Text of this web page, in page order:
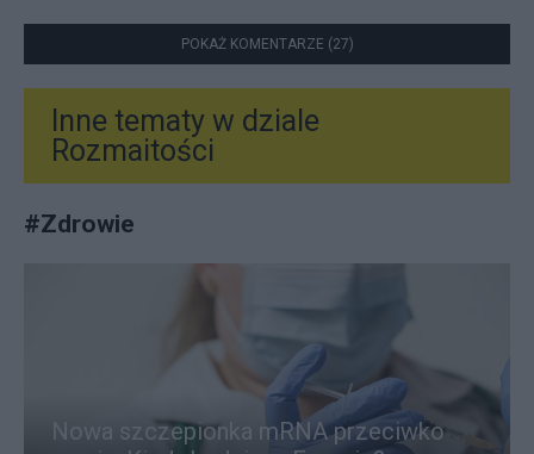
POKAŻ KOMENTARZE (27)
Inne tematy w dziale
Rozmaitości
#Zdrowie
Nowa szczepionka mRNA przeciwko